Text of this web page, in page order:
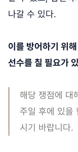
나갈 수 있다.
이를 방어하기 위
선수를 칠 필요가
해당 쟁점에 대
주일 후에 있을
시기 바랍니다.